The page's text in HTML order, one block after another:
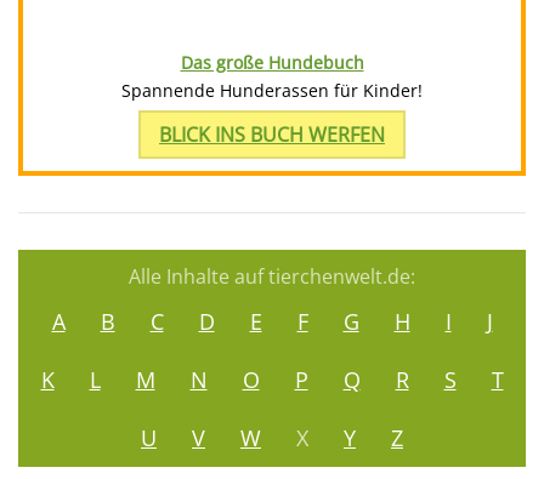
Das große Hundebuch
Spannende Hunderassen für Kinder!
BLICK INS BUCH WERFEN
Alle Inhalte auf tierchenwelt.de:
A B C D E F G H I
J
K
L M N O P Q R S
T
U
V W X Y Z